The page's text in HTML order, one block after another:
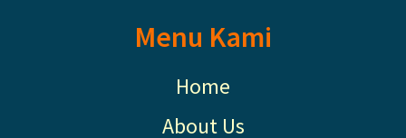
Menu Kami
Home
About Us